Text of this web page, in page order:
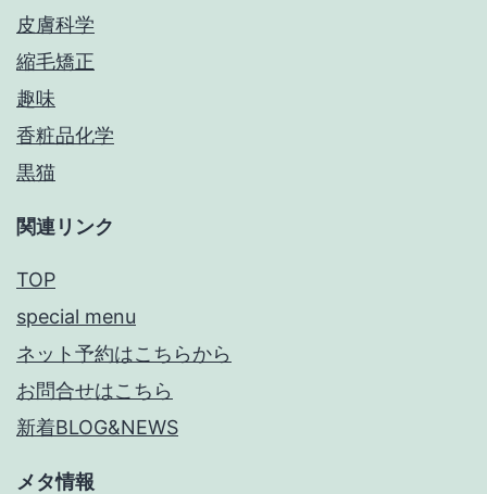
皮膚科学
縮毛矯正
趣味
香粧品化学
黒猫
関連リンク
TOP
special menu
ネット予約はこちらから
お問合せはこちら
新着BLOG&NEWS
メタ情報